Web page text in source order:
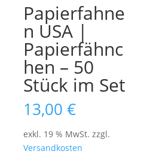
Papierfahne
n USA |
Papierfähnc
hen – 50
Stück im Set
13,00€
exkl. 19 % MwSt. zzgl.
Versandkosten